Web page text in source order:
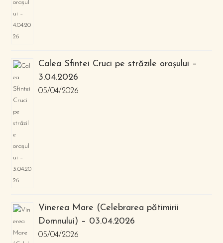
Calea Sfintei Cruci pe străzile orașului –
3.04.2026
05/04/2026
Vinerea Mare (Celebrarea pătimirii
Domnului) – 03.04.2026
05/04/2026